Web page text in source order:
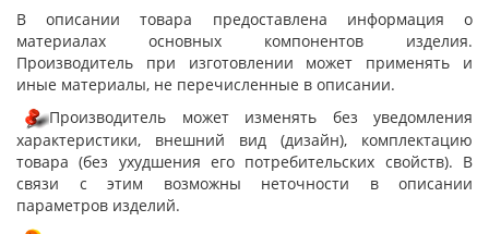
В описании товара предоставлена информация о
материалах основных компонентов изделия.
Производитель при изготовлении может применять и
иные материалы, не перечисленные в описании.
Производитель может изменять без уведомления
характеристики, внешний вид (дизайн), комплектацию
товара (без ухудшения его потребительских свойств). В
связи с этим возможны неточности в описании
параметров изделий.